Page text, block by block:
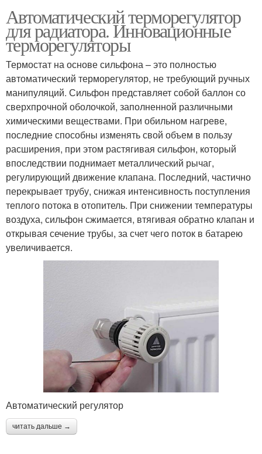
Автоматический терморегулятор
для радиатора. Инновационные
терморегуляторы
Термостат на основе сильфона – это полностью
автоматический терморегулятор, не требующий ручных
манипуляций. Сильфон представляет собой баллон со
сверхпрочной оболочкой, заполненной различными
химическими веществами. При обильном нагреве,
последние способны изменять свой объем в пользу
расширения, при этом растягивая сильфон, который
впоследствии поднимает металлический рычаг,
регулирующий движение клапана. Последний, частично
перекрывает трубу, снижая интенсивность поступления
теплого потока в отопитель. При снижении температуры
воздуха, сильфон сжимается, втягивая обратно клапан и
открывая сечение трубы, за счет чего поток в батарею
увеличивается.
Автоматический регулятор
читать дальше →